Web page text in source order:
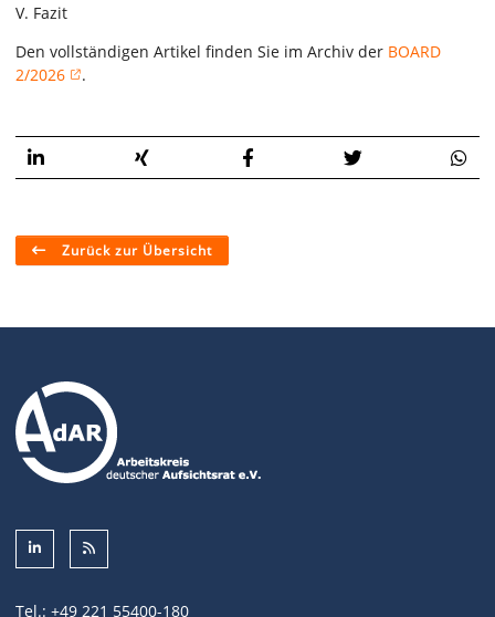
V. Fazit
Den vollständigen Artikel finden Sie im Archiv der BOARD
2/2026
.
Zurück zur Übersicht
Tel.: +49 221 55400-180